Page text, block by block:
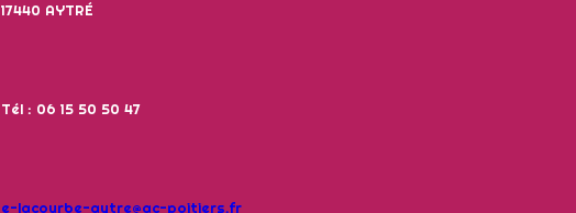
17440 AYTRÉ
Tél : 06 15 50 50 47
e-lacourbe-aytre@ac-poitiers.fr